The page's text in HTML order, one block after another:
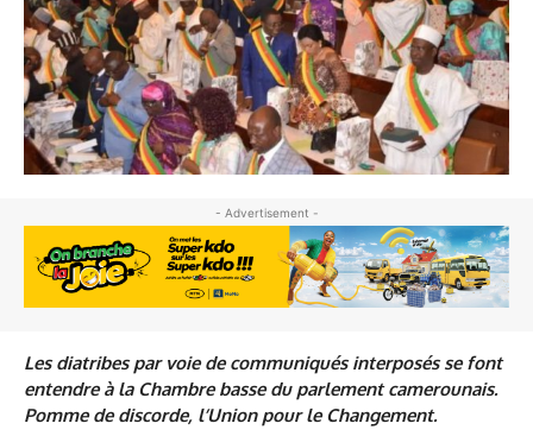
- Advertisement -
Les diatribes par voie de communiqués interposés se font
entendre à la Chambre basse du parlement camerounais.
Pomme de discorde, l’Union pour le Changement.